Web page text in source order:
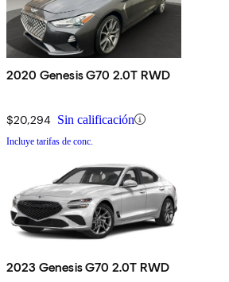
2020 Genesis G70 2.0T RWD
$20,294 Sin calificación
Incluye tarifas de conc.
2023 Genesis G70 2.0T RWD